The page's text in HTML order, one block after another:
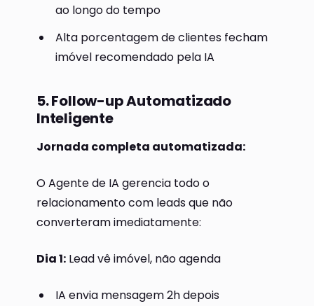
ao longo do tempo
Alta porcentagem de clientes fecham
imóvel recomendado pela IA
5. Follow-up Automatizado
Inteligente
Jornada completa automatizada:
O Agente de IA gerencia todo o
relacionamento com leads que não
converteram imediatamente:
Dia 1: Lead vê imóvel, não agenda
IA envia mensagem 2h depois